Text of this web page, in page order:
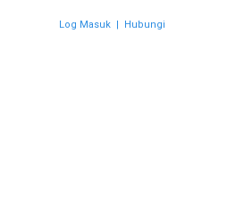
Log Masuk| Hubungi